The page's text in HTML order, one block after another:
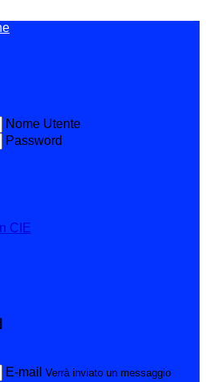
Nome Utente
Password
CIE
E-mail Verrà inviato un messaggio